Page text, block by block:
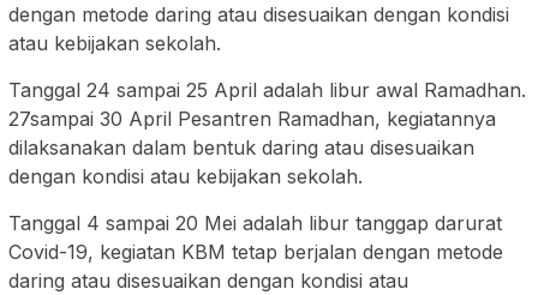
dengan metode daring atau disesuaikan dengan kondisi
atau kebijakan sekolah.
Tanggal 24 sampai 25 April adalah libur awal Ramadhan.
27sampai 30 April Pesantren Ramadhan, kegiatannya
dilaksanakan dalam bentuk daring atau disesuaikan
dengan kondisi atau kebijakan sekolah.
Tanggal 4 sampai 20 Mei adalah libur tanggap darurat
Covid-19, kegiatan KBM tetap berjalan dengan metode
daring atau disesuaikan dengan kondisi atau